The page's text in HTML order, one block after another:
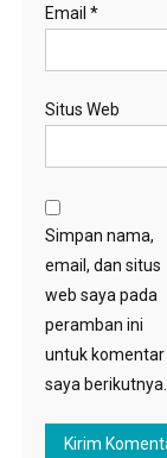
Email *
Situs Web
Simpan nama,
email, dan situs
web saya pada
peramban ini
untuk komentar
saya berikutnya.